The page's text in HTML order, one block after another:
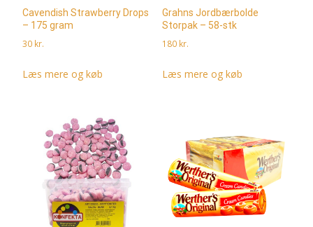
Cavendish Strawberry Drops
– 175 gram
30 kr.
Læs mere og køb
Grahns Jordbærbolde
Storpak – 58-stk
180 kr.
Læs mere og køb